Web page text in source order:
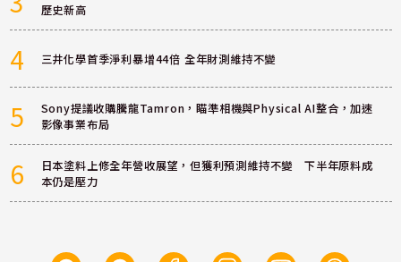
歷史新高
4 三井化學首季淨利暴增44倍 全年財測維持不變
5
Sony提議收購騰龍Tamron，瞄準相機與Physical AI整合，加速
影像事業布局
6
日本塗料上修全年營收展望，但獲利預測維持不變 下半年原料成
本仍是壓力